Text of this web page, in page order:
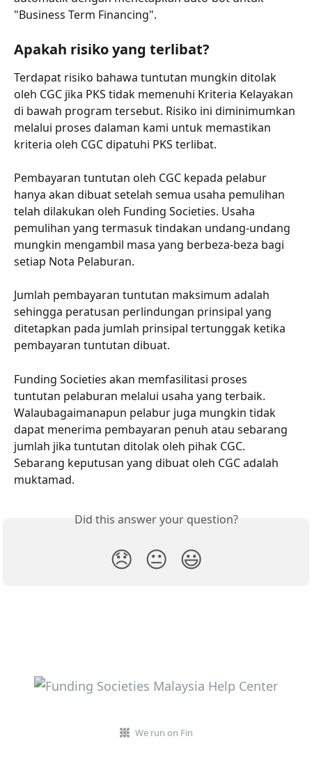
"Business Term Financing".
Apakah risiko yang terlibat?
Terdapat risiko bahawa tuntutan mungkin ditolak
oleh CGC jika PKS tidak memenuhi Kriteria Kelayakan
di bawah program tersebut. Risiko ini diminimumkan
melalui proses dalaman kami untuk memastikan
kriteria oleh CGC dipatuhi PKS terlibat.
Pembayaran tuntutan oleh CGC kepada pelabur
hanya akan dibuat setelah semua usaha pemulihan
telah dilakukan oleh Funding Societies. Usaha
pemulihan yang termasuk tindakan undang-undang
mungkin mengambil masa yang berbeza-beza bagi
setiap Nota Pelaburan.
Jumlah pembayaran tuntutan maksimum adalah
sehingga peratusan perlindungan prinsipal yang
ditetapkan pada jumlah prinsipal tertunggak ketika
pembayaran tuntutan dibuat.
Funding Societies akan memfasilitasi proses
tuntutan pelaburan melalui usaha yang terbaik.
Walaubagaimanapun pelabur juga mungkin tidak
dapat menerima pembayaran penuh atau sebarang
jumlah jika tuntutan ditolak oleh pihak CGC.
Sebarang keputusan yang dibuat oleh CGC adalah
muktamad.
Did this answer your question?
😞 😐 😃
We run on Fin